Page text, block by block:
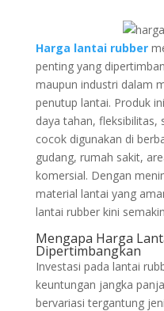
Harga lantai rubber
penting yang
maupun industri dalam
penutup lantai. Produk
daya tahan,
cocok digunakan di
gudang, rumah sakit,
komersial. Dengan
material lantai yang
lantai rubber kini
Mengapa Harga
Dipertimbangkan
Investasi pada lantai
keuntungan jangka
bervariasi tergantung